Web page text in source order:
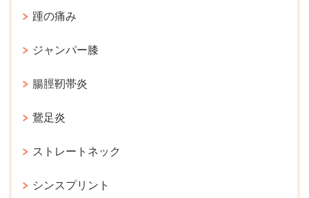
踵の痛み
ジャンパー膝
腸脛靭帯炎
鵞足炎
ストレートネック
シンスプリント